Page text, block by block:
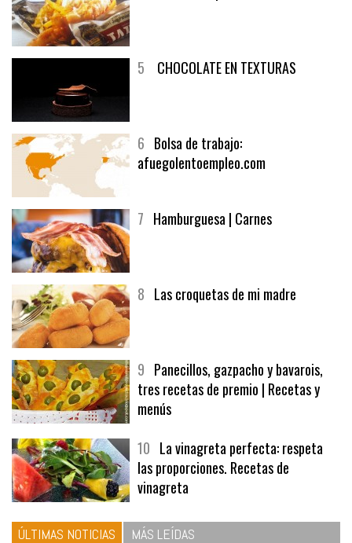
6Bolsa de trabajo:
9Panecillos, gazpacho y bavarois,
tres recetas de premio | Recetas y
menús
10La vinagreta perfecta: respeta
las proporciones. Recetas de
vinagreta